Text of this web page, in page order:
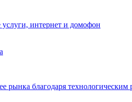
интернет и домофон
рынка благодаря